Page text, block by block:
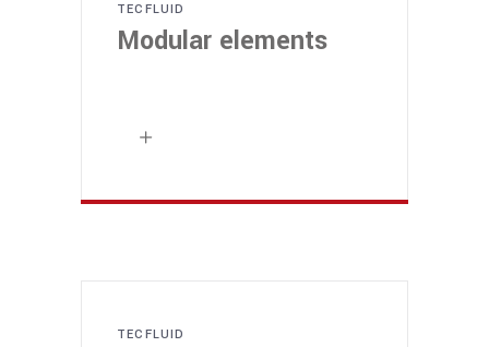
TECFLUID
Modular elements
TECFLUID